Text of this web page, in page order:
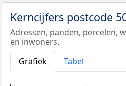
Kerncijfers postcode
Adressen, panden, percelen,
en inwoners.
Grafiek
Tabel